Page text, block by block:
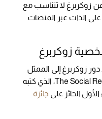
زوكربرغ لا تتناسب مع
الذات عبر المنصات
زوكربرغ
دور زوكربرغ إلى الممثل
جيريمي سترونغ في فيلم The Social Reckoning، الذي كتبه
الحائز على جائزة